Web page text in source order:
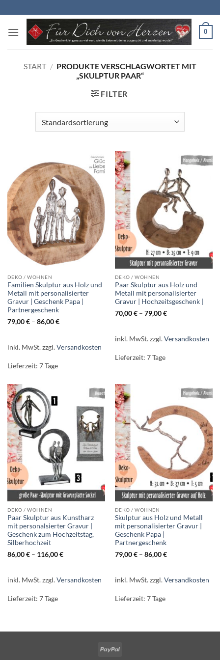
Inhalt
springen
0
START / PRODUKTE VERSCHLAGWORTET MIT
„SKULPTUR PAAR“
FILTER
DEKO / WOHNEN
Familien Skulptur aus Holz und
Metall mit personalisierter
Gravur | Geschenk Papa |
Partnergeschenk
79,00€– 86,00€
inkl. MwSt.zzgl.Versandkosten
Lieferzeit: 7 Tage
DEKO / WOHNEN
Paar Skulptur aus Holz und
Metall mit personalisierter
Gravur | Hochzeitsgeschenk |
70,00€– 79,00€
inkl. MwSt.zzgl.Versandkosten
Lieferzeit: 7 Tage
DEKO / WOHNEN
Paar Skulptur aus Kunstharz
mit personalsierter Gravur |
Geschenk zum Hochzeitstag,
Silberhochzeit
86,00€– 116,00€
inkl. MwSt.zzgl.Versandkosten
Lieferzeit: 7 Tage
DEKO / WOHNEN
Skulptur aus Holz und Metall
mit personalisierter Gravur |
Geschenk Papa |
Partnergeschenk
79,00€– 86,00€
inkl. MwSt.zzgl.Versandkosten
Lieferzeit: 7 Tage
PayPal